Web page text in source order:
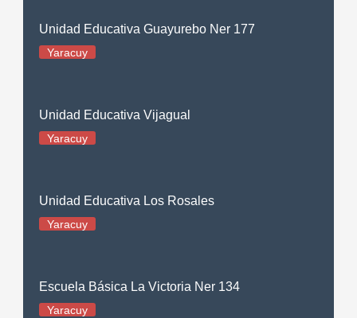
Unidad Educativa Guayurebo Ner 177
Yaracuy
Unidad Educativa Vijagual
Yaracuy
Unidad Educativa Los Rosales
Yaracuy
Escuela Básica La Victoria Ner 134
Yaracuy